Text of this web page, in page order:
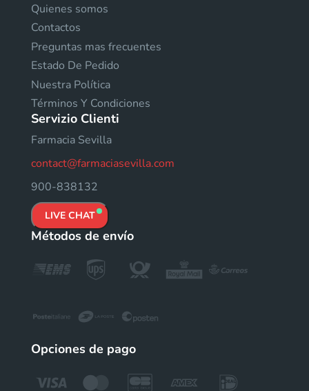
Quienes somos
Contactos
Preguntas mas frecuentes
Estado De Pedido
Nuestra Política
Términos Y Condiciones
Servizio Clienti
Farmacia Sevilla
contact@farmaciasevilla.com
900-838132
LIVE CHAT
Métodos de envío
Opciones de pago